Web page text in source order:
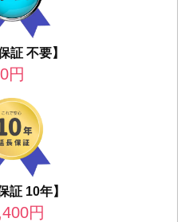
証 不要】
0円
証 10年】
円